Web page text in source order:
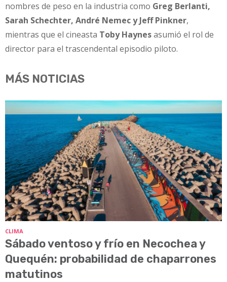
nombres de peso en la industria como Greg Berlanti,
Sarah Schechter, André Nemec y Jeff Pinkner,
mientras que el cineasta Toby Haynesasumió el rol de
director para el trascendental episodio piloto.
MÁS NOTICIAS
CLIMA
Sábado ventoso y frío en Necochea y
Quequén: probabilidad de chaparrones
matutinos